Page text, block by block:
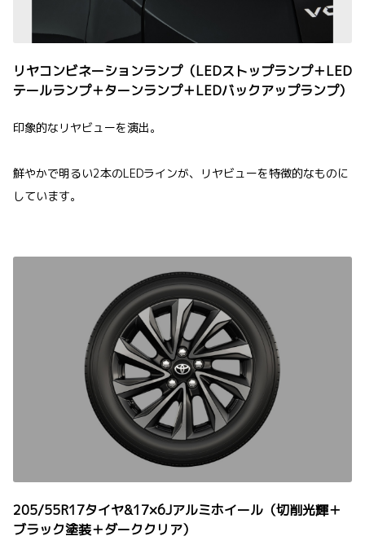
リヤコンビネーションランプ（LEDストップランプ＋LED
テールランプ＋ターンランプ＋LEDバックアップランプ）
印象的なリヤビューを演出。
鮮やかで明るい2本のLEDラインが、リヤビューを特徴的なものに
しています。
205/55R17タイヤ&17×6Jアルミホイール（切削光輝＋
ブラック塗装＋ダーククリア）